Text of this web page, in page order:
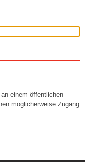
einem öffentlichen
möglicherweise Zugang